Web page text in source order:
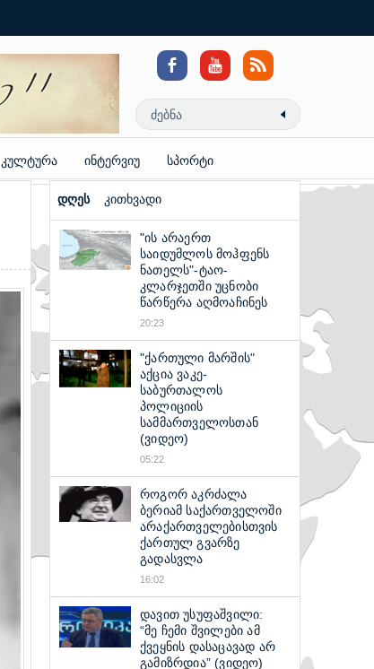
კულტურა ინტერვიუ სპორტი
Video
Downloader
დღეს კითხვადი
"ის არაერთ
საიდუმლოს მოჰფენს
ნათელს"-ტაო-
კლარჯეთში უცნობი
წარწერა აღმოაჩინეს
20:23
"ქართული მარშის"
აქცია ვაკე-
საბურთალოს
პოლიციის
სამმართველოსთან
(ვიდეო)
05:22
როგორ აკრძალა
ბერიამ საქართველოში
არაქართველებისთვის
ქართულ გვარზე
გადასვლა
16:02
დავით უსუფაშვილი:
“მე ჩემი შვილები ამ
ქვეყნის დასაცავად არ
გამიზრდია” (ვიდეო)